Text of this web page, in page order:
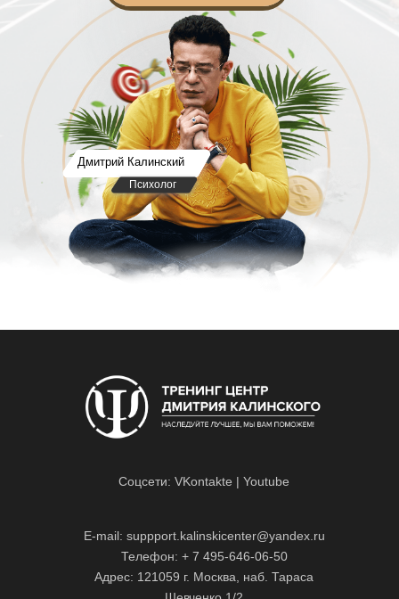
Дмитрий Калинский
Психолог
E-mail: suppport.kalinskicenter@yandex.ru
Телефон: + 7 495-646-06-50
Адрес: 121059 г. Москва, наб. Тараса
Соцсети: VKontakte | Youtube